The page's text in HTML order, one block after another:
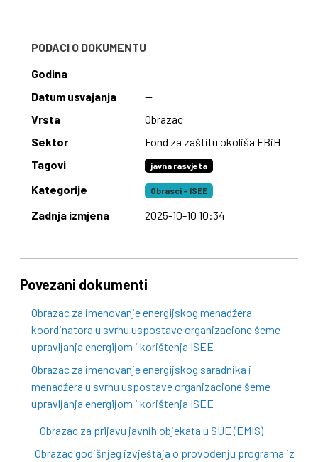
PODACI O DOKUMENTU
Godina
—
Datum usvajanja
—
Vrsta
Obrazac
Sektor
Fond za zaštitu okoliša FBiH
Tagovi
javna rasvjeta
Kategorije Obrasci – ISEE
Zadnja izmjena 2025-10-10 10:34
Povezani dokumenti
Obrazac za imenovanje energijskog menadžera
koordinatora u svrhu uspostave organizacione šeme
upravljanja energijom i korištenja ISEE
Obrazac za imenovanje energijskog saradnika i
menadžera u svrhu uspostave organizacione šeme
upravljanja energijom i korištenja ISEE
Obrazac za prijavu javnih objekata u SUE (EMIS)
Obrazac godišnjeg izvještaja o provođenju programa iz